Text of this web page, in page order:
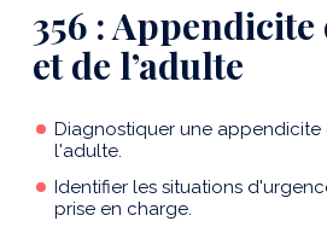
356 : Appendicite
et de l’adulte
Diagnostiquer une
l'adulte.
Identifier les situations
prise en charge.